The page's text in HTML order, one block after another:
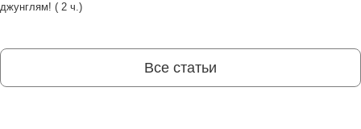
джунглям! ( 2 ч.)
Все статьи